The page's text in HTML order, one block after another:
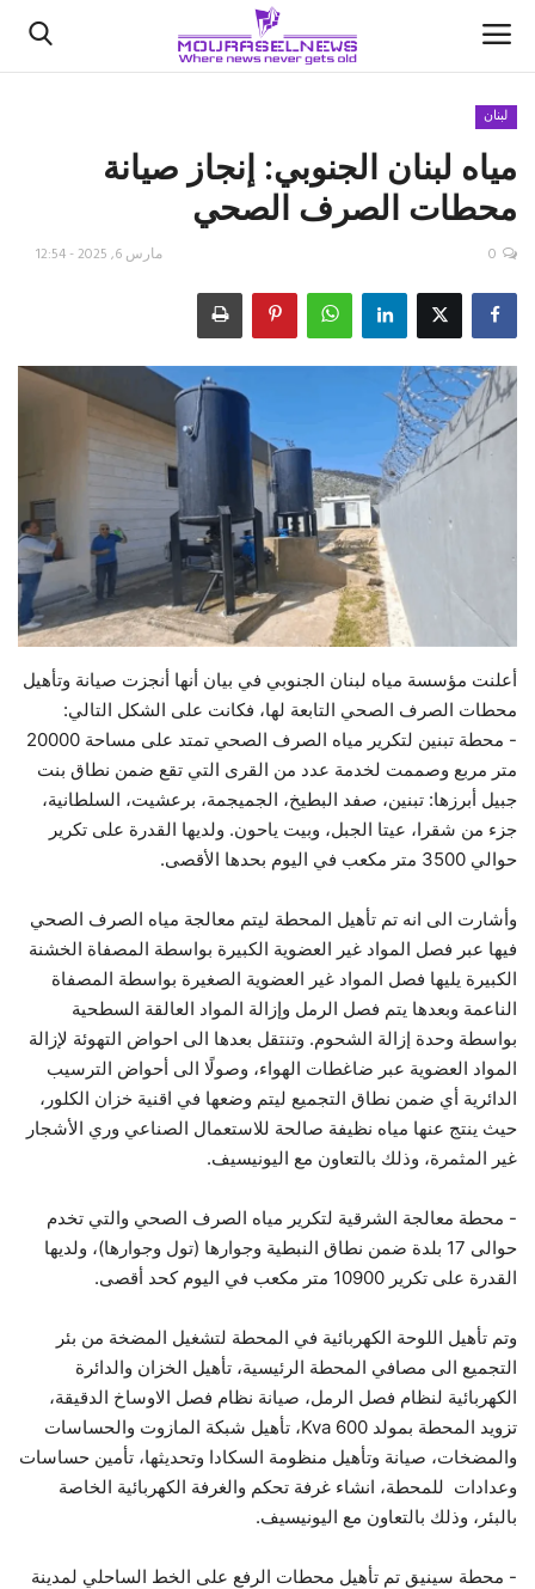
الأخبار
كتّابنا
اقتصاد
علوم وتكنولوجيا
رياضة
لبنان
مياه لبنان الجنوبي: إنجاز صيانة
محطات الصرف الصحي
مارس 6, 2025 - 12:54 0
أعلنت مؤسسة مياه لبنان الجنوبي في بيان أنها أنجزت صيانة وتأهيل
محطات الصرف الصحي التابعة لها، فكانت على الشكل التالي:
- محطة تبنين لتكرير مياه الصرف الصحي تمتد على مساحة 20000
متر مربع وصممت لخدمة عدد من القرى التي تقع ضمن نطاق بنت
جبيل أبرزها: تبنين، صفد البطيخ، الجميجمة، برعشيت، السلطانية،
جزء من شقرا، عيتا الجبل، وبيت ياحون. ولديها القدرة على تكرير
حوالي 3500 متر مكعب في اليوم بحدها الأقصى.
وأشارت الى انه تم تأهيل المحطة ليتم معالجة مياه الصرف الصحي
فيها عبر فصل المواد غير العضوية الكبيرة بواسطة المصفاة الخشنة
الكبيرة يليها فصل المواد غير العضوية الصغيرة بواسطة المصفاة
الناعمة وبعدها يتم فصل الرمل وإزالة المواد العالقة السطحية
بواسطة وحدة إزالة الشحوم. وتنتقل بعدها الى احواض التهوئة لإزالة
المواد العضوية عبر ضاغطات الهواء، وصولًا الى أحواض الترسيب
الدائرية أي ضمن نطاق التجميع ليتم وضعها في اقنية خزان الكلور،
حيث ينتج عنها مياه نظيفة صالحة للاستعمال الصناعي وري الأشجار
غير المثمرة، وذلك بالتعاون مع اليونيسيف.
- محطة معالجة الشرقية لتكرير مياه الصرف الصحي والتي تخدم
حوالى 17 بلدة ضمن نطاق النبطية وجوارها (تول وجوارها)، ولديها
القدرة على تكرير 10900 متر مكعب في اليوم كحد أقصى.
وتم تأهيل اللوحة الكهربائية في المحطة لتشغيل المضخة من بئر
التجميع الى مصافي المحطة الرئيسية، تأهيل الخزان والدائرة
الكهربائية لنظام فصل الرمل، صيانة نظام فصل الاوساخ الدقيقة،
تزويد المحطة بمولد 600 Kva، تأهيل شبكة المازوت والحساسات
والمضخات، صيانة وتأهيل منظومة السكادا وتحديثها، تأمين حساسات
وعدادات للمحطة، انشاء غرفة تحكم والغرفة الكهربائية الخاصة
بالبئر، وذلك بالتعاون مع اليونيسيف.
- محطة سينيق تم تأهيل محطات الرفع على الخط الساحلي لمدينة